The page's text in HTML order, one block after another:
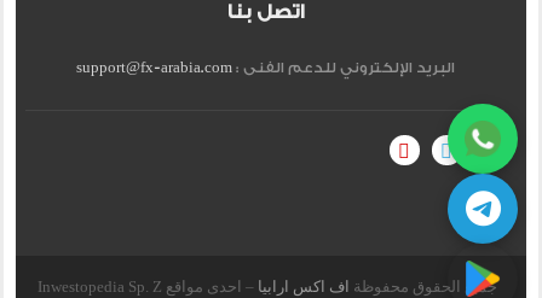
اتصل بنا
البريد الإلكتروني للدعم الفنى :support@fx-arabia.com
جميع الحقوق محفوظة اف اكس ارابيا
– احدى مواقع Inwestopedia Sp. Z